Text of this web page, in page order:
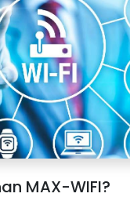
MAX-WIFI?